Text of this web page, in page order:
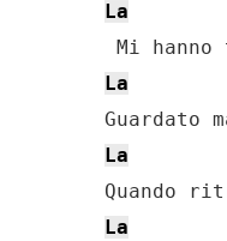
La
La
La
La